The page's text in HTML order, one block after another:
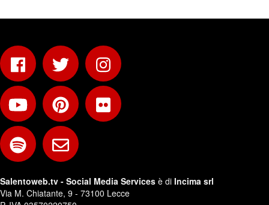
Salentoweb.tv - Social Media Services è di Incima srl
Via M. Chiatante, 9 - 73100 Lecce